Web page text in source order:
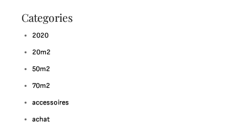
Categories
2020
20m2
50m2
70m2
accessoires
achat